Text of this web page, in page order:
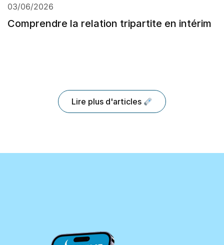
03/06/2026
Comprendre la relation tripartite en intérim
Lire plus d'articles